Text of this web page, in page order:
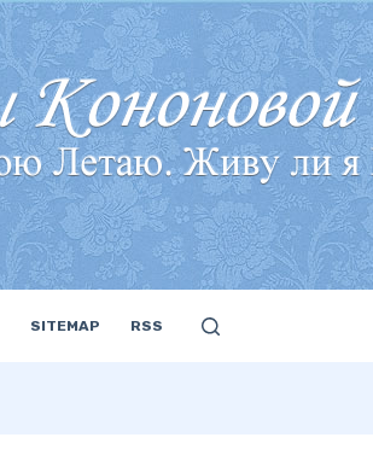
SITEMAP RSS